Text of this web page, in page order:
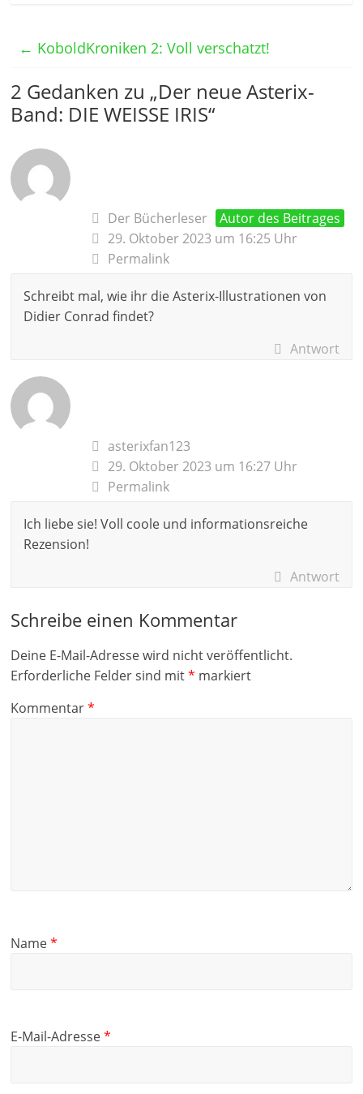
← KoboldKroniken 2: Voll verschatzt!
2 Gedanken zu „Der neue Asterix-
Band: DIE WEISSE IRIS“
Der Bücherleser
Autor des Beitrages
29. Oktober 2023 um 16:25 Uhr
Permalink
Schreibt mal, wie ihr die Asterix-Illustrationen von
Didier Conrad findet?
Antwort
asterixfan123
29. Oktober 2023 um 16:27 Uhr
Permalink
Ich liebe sie! Voll coole und informationsreiche
Rezension!
Antwort
Schreibe einen Kommentar
Deine E-Mail-Adresse wird nicht veröffentlicht.
Erforderliche Felder sind mit* markiert
Kommentar*
Name*
E-Mail-Adresse*